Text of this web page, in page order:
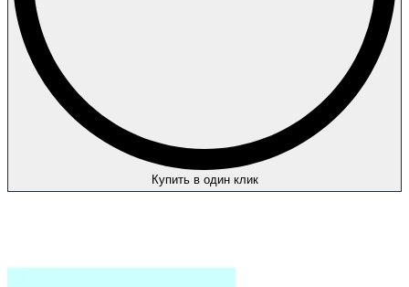
Купить в один клик